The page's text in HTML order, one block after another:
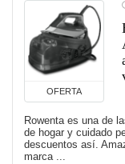
OFERTA
Rowenta es una de
de hogar y cuidado
descuentos así.
marca ...